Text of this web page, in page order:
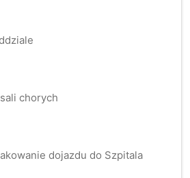
chorych
dojazdu do Szpitala